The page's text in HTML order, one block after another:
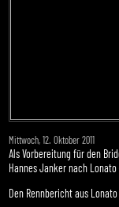
Mittwoch, 12. Oktober 2011
Als Vorbereitung für den
Hannes Janker nach
Den Rennbericht aus